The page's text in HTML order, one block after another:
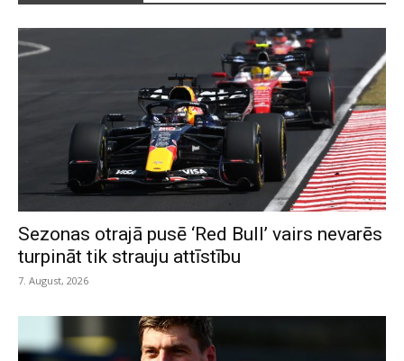
Sezonas otrajā pusē ‘Red Bull’ vairs nevarēs
turpināt tik strauju attīstību
7. August, 2026